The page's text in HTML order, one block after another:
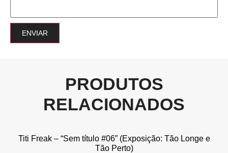
PRODUTOS
RELACIONADOS
Titi Freak – “Sem título #06” (Exposição: Tão Longe e
Tão Perto)